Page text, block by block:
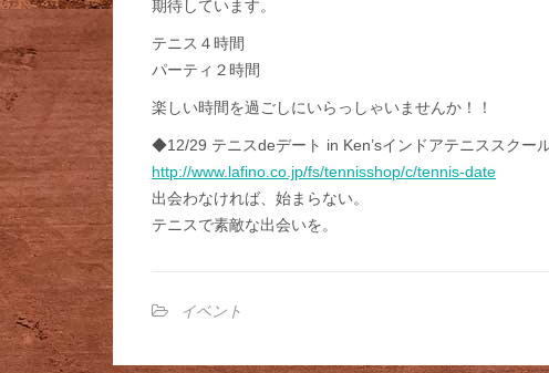
期待しています。
テニス４時間
パーティ２時間
楽しい時間を過ごしにいらっしゃいませんか！！
◆12/29 テニスdeデート in Ken’sインドアテニススクー
http://www.lafino.co.jp/fs/tennisshop/c/tennis-date
出会わなければ、始まらない。
テニスで素敵な出会いを。
イベント